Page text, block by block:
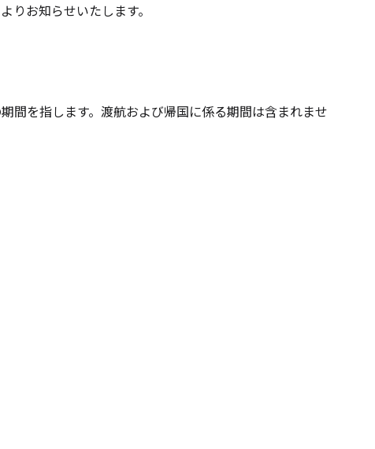
お知らせいたします。
を指します。渡航および帰国に係る期間は含まれませ